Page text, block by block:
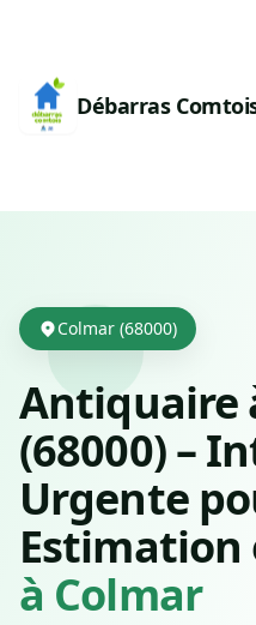
Débarras
Colmar (68000)
Antiquaire
(68000) –
Urgente
Estimation
à Colmar